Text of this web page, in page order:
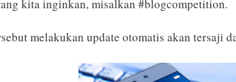
kita inginkan, misalkan #blogcompetition.
melakukan update otomatis akan tersaji